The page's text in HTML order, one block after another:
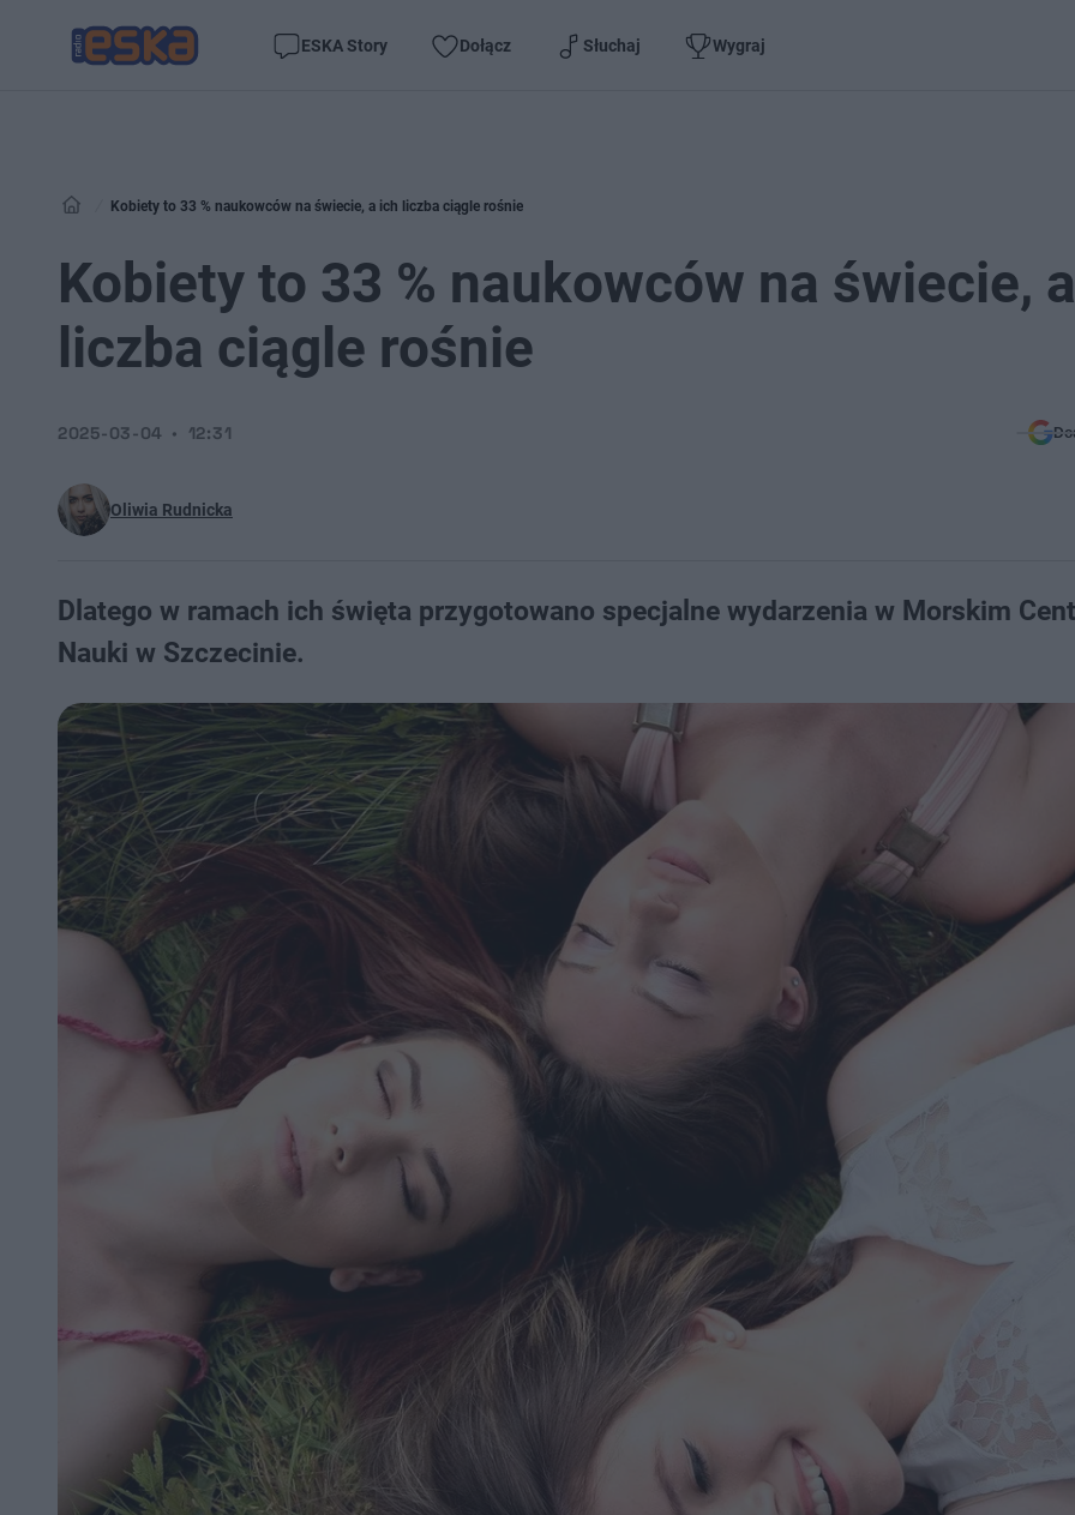
ESKA Story Dołącz Słuchaj Wygraj
Kobiety to 33 % naukowców na świecie, a ich liczba ciągle rośnie
Kobiety to 33 % naukowców na świecie,
liczba ciągle rośnie
Oliwia Rudnicka
2025-03-04 12:31
Dlatego w ramach ich święta przygotowano specjalne wydarzenia w Morskim
Nauki w Szczecinie.